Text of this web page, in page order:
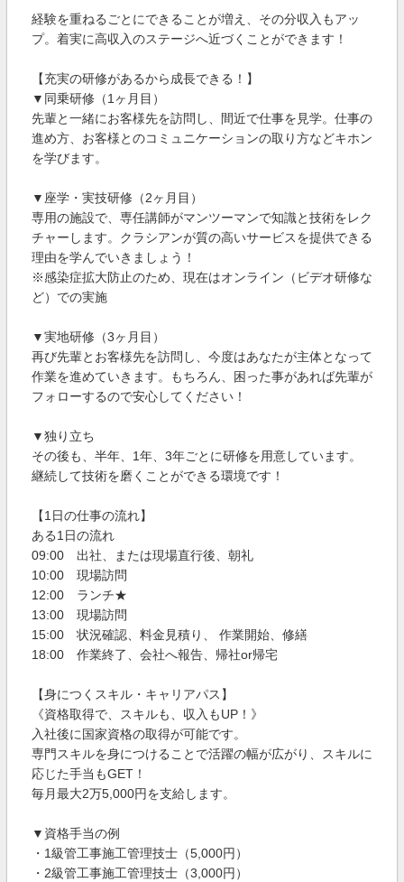
経験を重ねるごとにできることが増え、その分収入もアッ
プ。着実に高収入のステージへ近づくことができます！
【充実の研修があるから成長できる！】
▼同乗研修（1ヶ月目）
先輩と一緒にお客様先を訪問し、間近で仕事を見学。仕事の
進め方、お客様とのコミュニケーションの取り方などキホン
を学びます。
▼座学・実技研修（2ヶ月目）
専用の施設で、専任講師がマンツーマンで知識と技術をレク
チャーします。クラシアンが質の高いサービスを提供できる
理由を学んでいきましょう！
※感染症拡大防止のため、現在はオンライン（ビデオ研修な
ど）での実施
▼実地研修（3ヶ月目）
再び先輩とお客様先を訪問し、今度はあなたが主体となって
作業を進めていきます。もちろん、困った事があれば先輩が
フォローするので安心してください！
▼独り立ち
その後も、半年、1年、3年ごとに研修を用意しています。
継続して技術を磨くことができる環境です！
【1日の仕事の流れ】
ある1日の流れ
09:00 出社、または現場直行後、朝礼
10:00 現場訪問
12:00 ランチ★
13:00 現場訪問
15:00 状況確認、料金見積り、 作業開始、修繕
18:00 作業終了、会社へ報告、帰社or帰宅
【身につくスキル・キャリアパス】
《資格取得で、スキルも、収入もUP！》
入社後に国家資格の取得が可能です。
専門スキルを身につけることで活躍の幅が広がり、スキルに
応じた手当もGET！
毎月最大2万5,000円を支給します。
▼資格手当の例
・1級管工事施工管理技士（5,000円）
・2級管工事施工管理技士（3,000円）